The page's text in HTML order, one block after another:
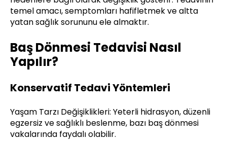
temel amacı, semptomları hafifletmek ve altta
yatan sağlık sorununu ele almaktır.
Baş Dönmesi Tedavisi Nasıl
Yapılır?
Konservatif Tedavi Yöntemleri
Yaşam Tarzı Değişiklikleri: Yeterli hidrasyon, düzenli
egzersiz ve sağlıklı beslenme, bazı baş dönmesi
vakalarında faydalı olabilir.